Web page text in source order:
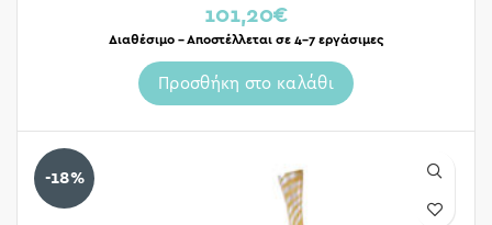
101,20€
Διαθέσιμο – Αποστέλλεται σε 4-7 εργάσιμες
Προσθήκη στο καλάθι
-18%